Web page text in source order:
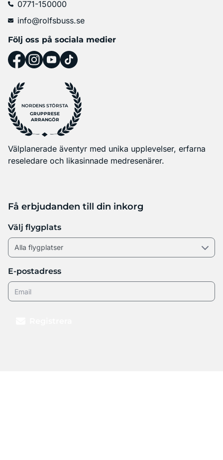
0771-150000
info@rolfsbuss.se
Följ oss på sociala medier
NORDENS STÖRSTA
GRUPPRESE
ARRANGÖR
Välplanerade äventyr med unika upplevelser, erfarna
reseledare och likasinnade medresenärer.
Få erbjudanden till din inkorg
Välj flygplats
E-postadress